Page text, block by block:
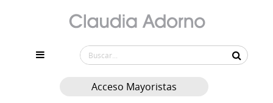
Acceso Mayoristas